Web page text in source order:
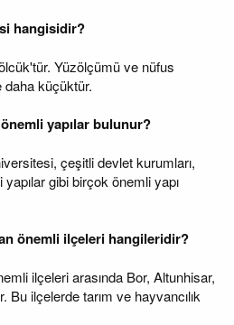
hangisidir?
Yüzölçümü ve nüfus
daha küçüktür.
yapılar bulunur?
çeşitli devlet kurumları,
gibi birçok önemli yapı
önemli ilçeleri hangileridir?
ilçeleri arasında Bor, Altunhisar,
Bu ilçelerde tarım ve hayvancılık